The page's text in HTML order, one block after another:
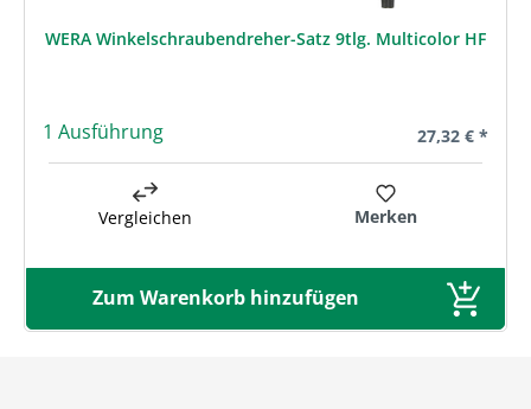
WERA Winkelschraubendreher-Satz 9tlg. Multicolor HF
1 Ausführung Regulärer
27,32 € *
Vergleichen Merken
Zum Warenkorb hinzufügen